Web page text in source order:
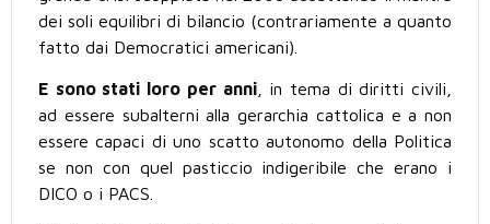
dei soli equilibri di bilancio (contrariamente a quanto
fatto dai Democratici americani).
E sono stati loro per anni, in tema di diritti civili,
ad essere subalterni alla gerarchia cattolica e a non
essere capaci di uno scatto autonomo della Politica
se non con quel pasticcio indigeribile che erano i
DICO o i PACS.